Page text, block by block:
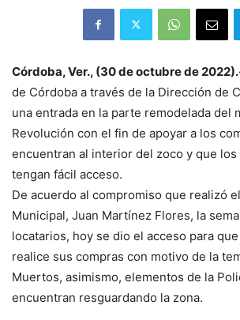
Córdoba, Ver., (30 de octubre de
de Córdoba a través de la Dirección de
una entrada en la parte remodelada del
Revolución con el fin de apoyar a los
encuentran al interior del zoco y que los
tengan fácil acceso.
De acuerdo al compromiso que realizó
Municipal, Juan Martínez Flores, la
locatarios, hoy se dio el acceso para
realice sus compras con motivo de la
Muertos, asimismo, elementos de la
encuentran resguardando la zona.